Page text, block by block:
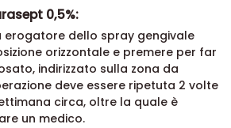
0,5%:
erogatore dello spray gengivale
orizzontale e premere per far
indirizzato sulla zona da
deve essere ripetuta 2 volte
circa, oltre la quale è
un medico.